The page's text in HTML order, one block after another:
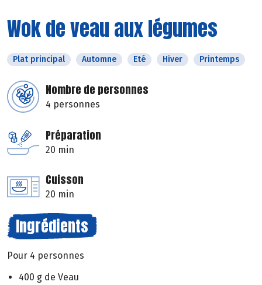
Wok de veau aux légumes
Plat principal Automne Eté Hiver Printemps
Nombre de personnes
4 personnes
Préparation
20 min
Cuisson
20 min
Ingrédients
Pour 4 personnes
400 g de Veau